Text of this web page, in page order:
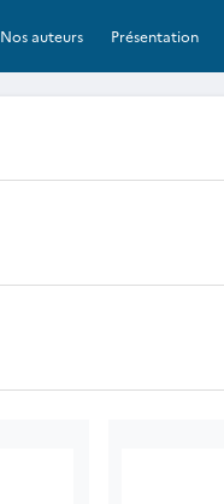
Nos auteurs Présentation